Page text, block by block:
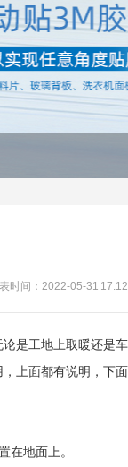
时间：2022-05-31
是工地上取暖还是
上面都有说明，下
在地面上。